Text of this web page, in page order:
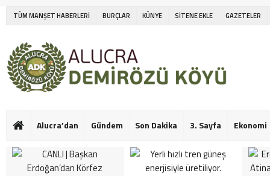
TÜM MANŞET HABERLERİ BURÇLAR KÜNYE SİTENE EKLE GAZETELER
Alucra’dan Gündem Son Dakika 3. Sayfa Ekonomi